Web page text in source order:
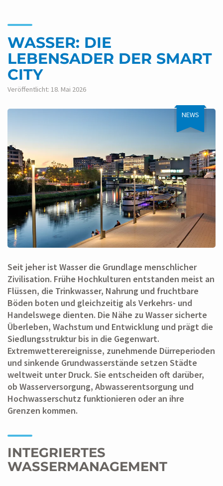
WASSER: DIE
LEBENSADER DER SMART
CITY
Veröffentlicht: 18. Mai 2026
NEWS
Seit jeher ist Wasser die Grundlage menschlicher
Zivilisation. Frühe Hochkulturen entstanden meist an
Flüssen, die Trinkwasser, Nahrung und fruchtbare
Böden boten und gleichzeitig als Verkehrs- und
Handelswege dienten. Die Nähe zu Wasser sicherte
Überleben, Wachstum und Entwicklung und prägt die
Siedlungsstruktur bis in die Gegenwart.
Extremwetterereignisse, zunehmende Dürreperioden
und sinkende Grundwasserstände setzen Städte
weltweit unter Druck. Sie entscheiden oft darüber,
ob Wasserversorgung, Abwasserentsorgung und
Hochwasserschutz funktionieren oder an ihre
Grenzen kommen.
INTEGRIERTES
WASSERMANAGEMENT